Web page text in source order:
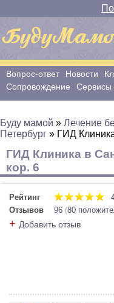
Вопрос-ответ Новости
Сопровождение
Сервисы
Буду мамой » Лечение
Петербург » ГИД
ГИД Клиника в
кор. 6
Рейтинг
Отзывов
96 (80
+ Добавить отзыв